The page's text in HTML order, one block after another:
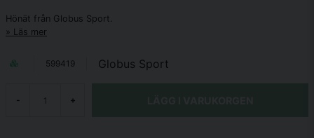
Hönät från Globus Sport.
Läs mer
599419 Globus Sport
- +